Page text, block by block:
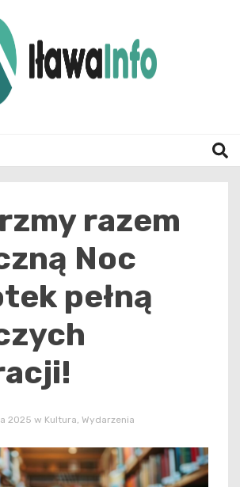
razem
Noc
pełną
2025 w Kultura, Wydarzenia